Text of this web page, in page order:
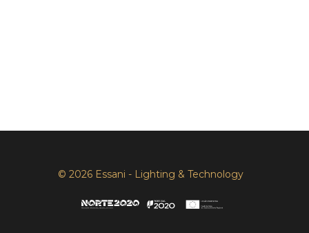
© 2026 Essani - Lighting & Technology